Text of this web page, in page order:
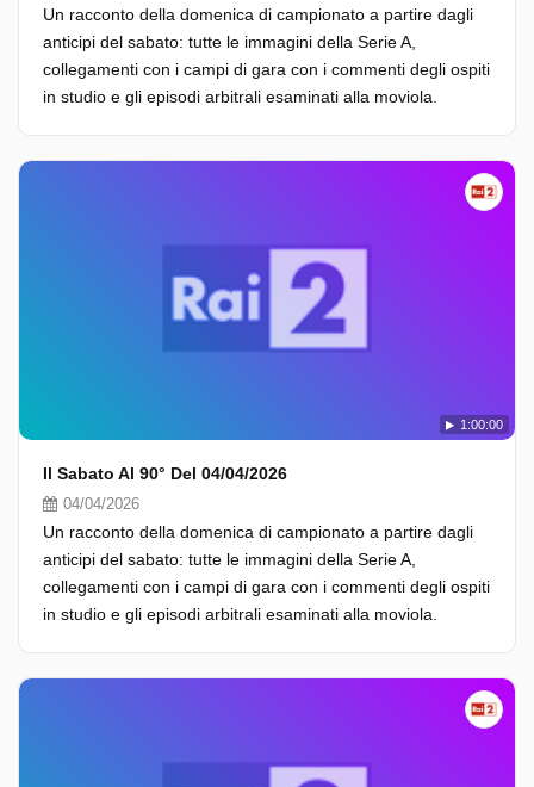
Un racconto della domenica di campionato a partire dagli
anticipi del sabato: tutte le immagini della Serie A,
collegamenti con i campi di gara con i commenti degli ospiti
in studio e gli episodi arbitrali esaminati alla moviola.
1:00:00
Il Sabato Al 90° Del 04/04/2026
04/04/2026
Un racconto della domenica di campionato a partire dagli
anticipi del sabato: tutte le immagini della Serie A,
collegamenti con i campi di gara con i commenti degli ospiti
in studio e gli episodi arbitrali esaminati alla moviola.